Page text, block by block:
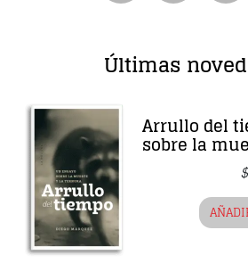
Últimas
Arrullo del
sobre la
$